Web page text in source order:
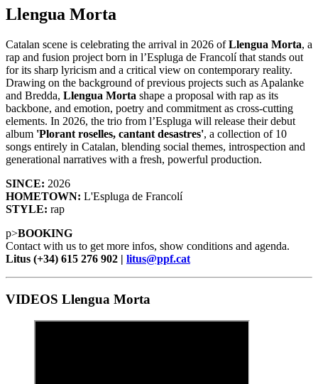
Llengua Morta
Catalan scene is celebrating the arrival in 2026 ofLlengua Morta, a
rap and fusion project born in l’Espluga de Francolí that stands out
for its sharp lyricism and a critical view on contemporary reality.
Drawing on the background of previous projects such as Apalanke
and Bredda, Llengua Morta shape a proposal with rap as its
backbone, and emotion, poetry and commitment as cross-cutting
elements. In 2026, the trio from l’Espluga will release their debut
album 'Plorant roselles, cantant desastres', a collection of 10
songs entirely in Catalan, blending social themes, introspection and
generational narratives with a fresh, powerful production.
SINCE: 2026
HOMETOWN: L'Espluga de Francolí
STYLE: rap
p>BOOKING
Contact with us to get more infos, show conditions and agenda.
Litus (+34) 615 276 902 | litus@ppf.cat
VIDEOS Llengua Morta